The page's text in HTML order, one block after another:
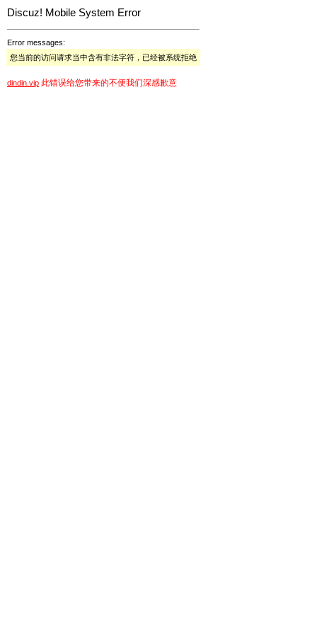
Discuz! Mobile System Error
Error messages:
您当前的访问请求当中含有非法字符，已经被系统拒绝
dindin.vip 此错误给您带来的不便我们深感歉意